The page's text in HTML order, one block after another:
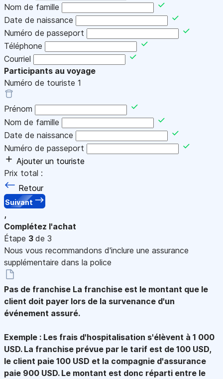
Nom de famille
Date de naissance
Numéro de passeport
Téléphone
Courriel
Participants au voyage
Numéro de touriste 1
Prénom
Nom de famille
Date de naissance
Numéro de passeport
Ajouter un touriste
Prix total :
Retour
Suivant
,
Complétez l'achat
Étape 3 de 3
Nous vous recommandons d'inclure une assurance
supplémentaire dans la police
Pas de franchise La franchise est le montant que le
client doit payer lors de la survenance d'un
événement assuré.
Exemple : Les frais d'hospitalisation s'élèvent à 1 000
USD. La franchise prévue par le tarif est de 100 USD,
le client paie 100 USD et la compagnie d'assurance
paie 900 USD. Le montant est donc réparti entre le